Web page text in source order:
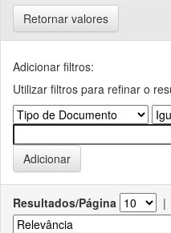
Retornar valores
Adicionar filtros:
Utilizar filtros para refinar o
Resultados/Página |